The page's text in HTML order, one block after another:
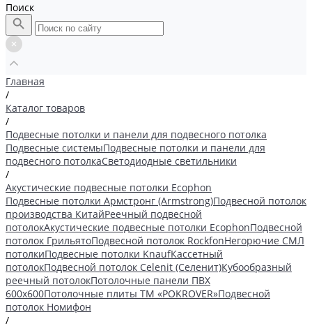
Поиск
Главная
/
Каталог товаров
/
Подвесные потолки и панели для подвесного потолка
Подвесные системыПодвесные потолки и панели для
подвесного потолкаСветодиодные светильники
/
Акустические подвесные потолки Ecophon
Подвесные потолки Армстронг (Armstrong)Подвесной потолок
производства КитайРеечный подвесной
потолокАкустические подвесные потолки EcophonПодвесной
потолок ГрильятоПодвесной потолок RockfonНегорючие СМЛ
потолкиПодвесные потолки KnaufКассетный
потолокПодвесной потолок Celenit (Селенит)Кубообразный
реечный потолокПотолочные панели ПВХ
600х600Потолочные плиты ТМ «POKROVER»Подвесной
потолок Номифон
/